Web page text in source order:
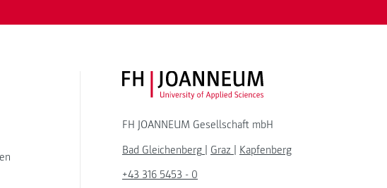
FH JOANNEUM Logo
FH JOANNEUM Gesellschaft mbH
Bad Gleichenberg | Graz | Kapfenberg
+43 316 5453 - 0